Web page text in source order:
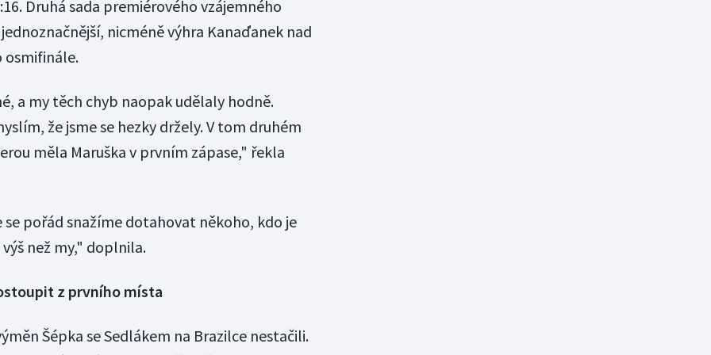
Druhá sada premiérového vzájemného
nicméně výhra Kanaďanek nad
osmifinále.
a my těch chyb naopak udělaly hodně.
že jsme se hezky držely. V tom druhém
měla Maruška v prvním zápase," řekla
pořád snažíme dotahovat někoho, kdo je
než my," doplnila.
z prvního místa
Šépka se Sedlákem na Brazilce nestačili.